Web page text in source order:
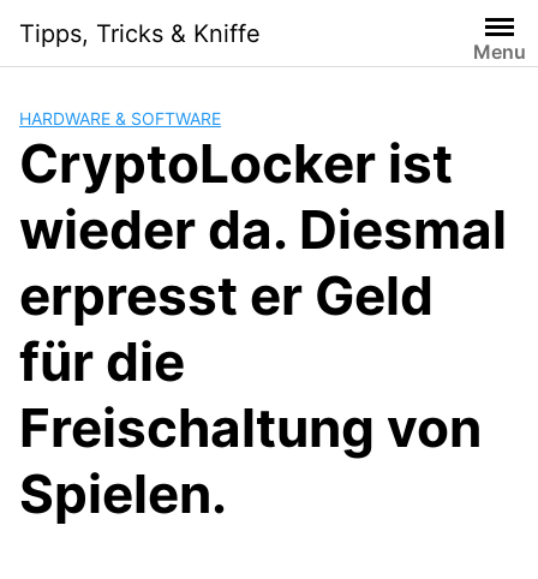
i
Tipps, Tricks & Kniffe
Menu
HARDWARE & SOFTWARE
CryptoLocker ist
wieder da. Diesmal
erpresst er Geld
für die
Freischaltung von
Spielen.